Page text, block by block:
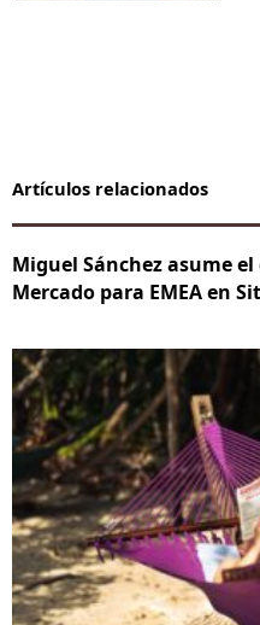
Artículos relacionados
Miguel Sánchez asume
Mercado para EMEA en